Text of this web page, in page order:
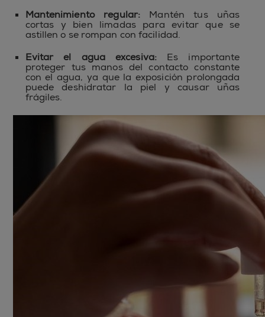
Mantenimiento regular: Mantén tus uñas
cortas y bien limadas para evitar que se
astillen o se rompan con facilidad.
Evitar el agua excesiva:Es importante
proteger tus manos del contacto constante
con el agua, ya que la exposición prolongada
puede deshidratar la piel y causar uñas
frágiles.